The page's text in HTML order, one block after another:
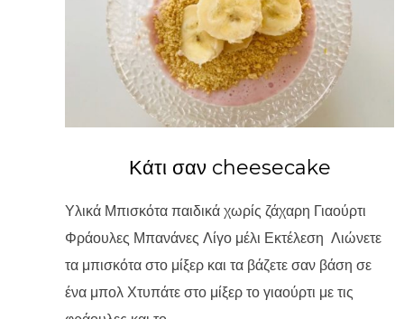
Κάτι σαν cheesecake
Υλικά Μπισκότα παιδικά χωρίς ζάχαρη Γιαούρτι
Φράουλες Μπανάνες Λίγο μέλι Εκτέλεση Λιώνετε
τα μπισκότα στο μίξερ και τα βάζετε σαν βάση σε
ένα μπολ Χτυπάτε στο μίξερ το γιαούρτι με τις